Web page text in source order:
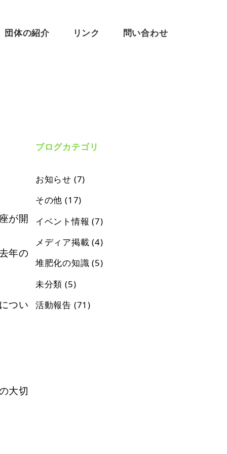
団体の紹介 リンク 問い合わせ
が開
年の
つい
大切
ブログカテゴリ
お知らせ (7)
その他 (17)
イベント情報 (7)
メディア掲載 (4)
堆肥化の知識 (5)
未分類 (5)
活動報告 (71)